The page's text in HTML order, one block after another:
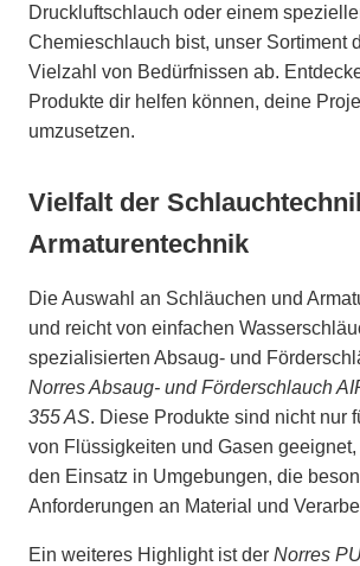
Druckluftschlauch oder einem
Chemieschlauch bist, unser Sortiment
Vielzahl von Bedürfnissen ab.
Produkte dir helfen können, deine
umzusetzen.
Vielfalt der
Armaturentechnik
Die Auswahl an Schläuchen und
und reicht von einfachen
spezialisierten Absaug- und
Norres Absaug- und Förderschlauch
355 AS. Diese Produkte sind nicht nur
von Flüssigkeiten und Gasen
den Einsatz in Umgebungen, die
Anforderungen an Material und
Ein weiteres Highlight ist der Norres